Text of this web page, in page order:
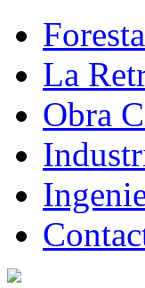
La
Obra